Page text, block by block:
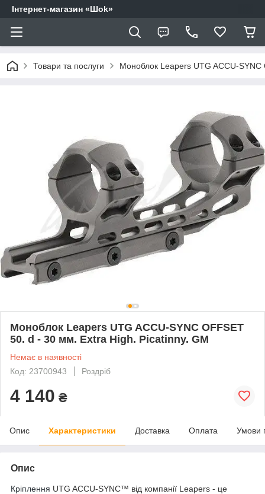
Інтернет-магазин «Шоk»
Товари та послуги Моноблок Leapers UTG ACCU-
Моноблок Leapers UTG ACCU-SYNC OFFSET
50. d - 30 мм. Extra High. Picatinny. GM
Немає в наявності
Код: 23700943
Роздріб
4 140 ₴
Опис Характеристики Доставка Оплата Умови
Опис
Кріплення UTG ACCU-SYNC™ від компанії Leapers - це